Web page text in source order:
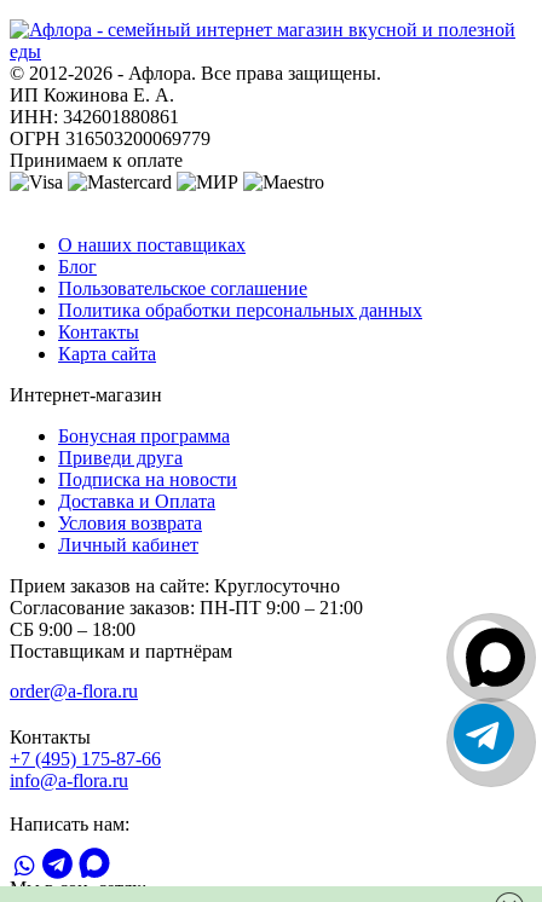
© 2012-2026 - Афлора. Все права защищены.
ИП Кожинова Е. А.
ИНН: 342601880861
ОГРН 316503200069779
Принимаем к оплате
О наших поставщиках
Блог
Пользовательское соглашение
Политика обработки персональных данных
Контакты
Карта сайта
Интернет-магазин
Бонусная программа
Приведи друга
Подписка на новости
Доставка и Оплата
Условия возврата
Личный кабинет
Прием заказов на сайте: Круглосуточно
Согласование заказов: ПН-ПТ 9:00 – 21:00
СБ 9:00 – 18:00
Поставщикам и партнёрам
order@a-flora.ru
Контакты
+7 (495) 175-87-66
info@a-flora.ru
Написать нам:
Мы в соц. сетях: